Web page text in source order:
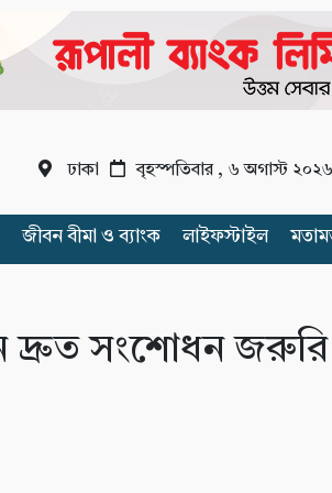
ঢাকা বৃহস্পতিবার , ৬ অগাস্ট ২০২৬
জীবন বীমা ও ব্যাংক লাইফস্টাইল
দ্রুত সংশোধন জরুরি